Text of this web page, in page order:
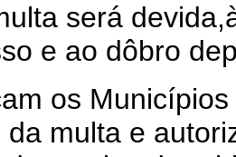
será devida,à
e ao dôbro
os Municípios
multa e